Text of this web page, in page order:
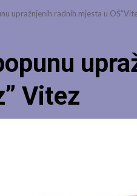
upražnjenih radnih mjesta u
Vitez